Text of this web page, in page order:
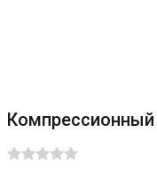
Компрессионный